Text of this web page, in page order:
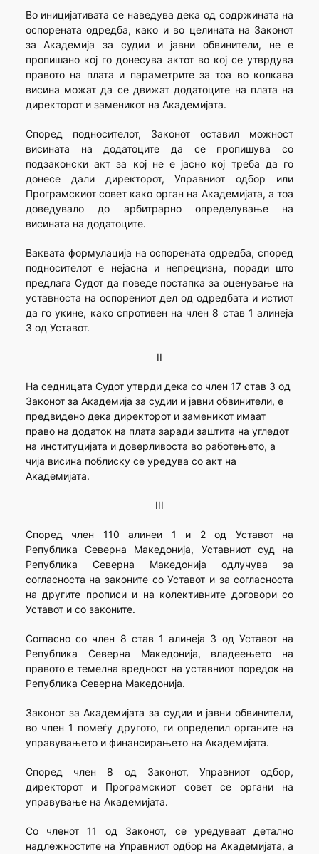
Во иницијативата се наведува дека од содржината на
оспорената одредба, како и во целината на Законот
за Академија за судии и јавни обвинители, не е
пропишано кој го донесува актот во кој се утврдува
правото на плата и параметрите за тоа во колкава
висина можат да се движат додатоците на плата на
директорот и заменикот на Академијата.
Според подносителот, Законот оставил можност
висината на додатоците да се пропишува со
подзаконски акт за кој не е јасно кој треба да го
донесе дали директорот, Управниот одбор или
Програмскиот совет како орган на Академијата, а тоа
доведувало до арбитрарно определување на
висината на додатоците.
Ваквата формулација на оспорената одредба, според
подносителот е нејасна и непрецизна, поради што
предлага Судот да поведе постапка за оценување на
уставноста на оспорениот дел од одредбата и истиот
да го укине, како спротивен на член 8 став 1 алинеја
3 од Уставот.
II
На седницата Судот утврди дека со член 17 став 3 од
Законот за Академија за судии и јавни обвинители, е
предвидено дека директорот и заменикот имаат
право на додаток на плата заради заштита на угледот
на институцијата и доверливоста во работењето, а
чија висина поблиску се уредува со акт на
Академијата.
III
Според член 110 алинеи 1 и 2 од Уставот на
Република Северна Македонија, Уставниот суд на
Република Северна Македонија одлучува за
согласноста на законите со Уставот и за согласноста
на другите прописи и на колективните договори со
Уставот и со законите.
Согласно со член 8 став 1 алинеја 3 од Уставот на
Република Северна Македонија, владеењето на
правото е темелна вредност на уставниот поредок на
Република Северна Македонија.
Законот за Академијата за судии и јавни обвинители,
во член 1 помеѓу другото, ги определил органите на
управувањето и финансирањето на Академијата.
Според член 8 од Законот, Управниот одбор,
директорот и Програмскиот совет се органи на
управување на Академијата.
Со членот 11 од Законот, се уредуваат детално
надлежностите на Управниот одбор на Академијата, а